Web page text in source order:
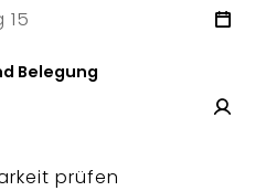
15
Belegung
prüfen